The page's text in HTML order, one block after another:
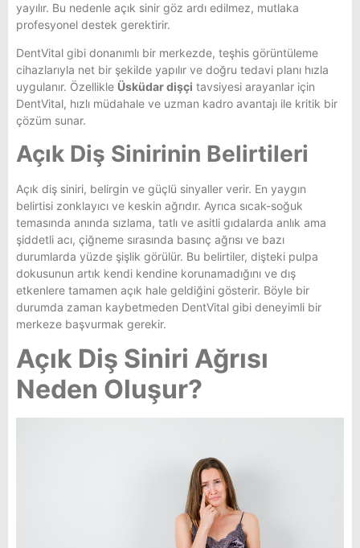
yayılır. Bu nedenle açık sinir göz ardı edilmez, mutlaka
profesyonel destek gerektirir.
DentVital gibi donanımlı bir merkezde, teşhis görüntüleme
cihazlarıyla net bir şekilde yapılır ve doğru tedavi planı hızla
uygulanır. Özellikle Üsküdar dişçi tavsiyesi arayanlar için
DentVital, hızlı müdahale ve uzman kadro avantajı ile kritik bir
çözüm sunar.
Açık Diş Sinirinin Belirtileri
Açık diş siniri, belirgin ve güçlü sinyaller verir. En yaygın
belirtisi zonklayıcı ve keskin ağrıdır. Ayrıca sıcak-soğuk
temasında anında sızlama, tatlı ve asitli gıdalarda anlık ama
şiddetli acı, çiğneme sırasında basınç ağrısı ve bazı
durumlarda yüzde şişlik görülür. Bu belirtiler, dişteki pulpa
dokusunun artık kendi kendine korunamadığını ve dış
etkenlere tamamen açık hale geldiğini gösterir. Böyle bir
durumda zaman kaybetmeden DentVital gibi deneyimli bir
merkeze başvurmak gerekir.
Açık Diş Siniri Ağrısı
Neden Oluşur?